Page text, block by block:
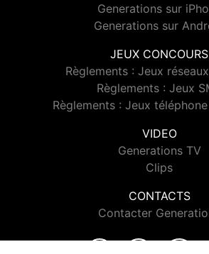
Generations sur
Generations sur
JEUX CONCOURS
Règlements : Jeux
Règlements : Jeux
Règlements : Jeux
VIDEO
Generations TV
Clips
CONTACTS
Contacter